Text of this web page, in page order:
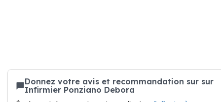
Donnez votre avis et recommandation sur sur
Infirmier Ponziano Debora